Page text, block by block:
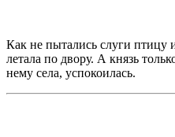
Как не пытались слуги птицу
летала по двору. А князь
нему села, успокоилась.